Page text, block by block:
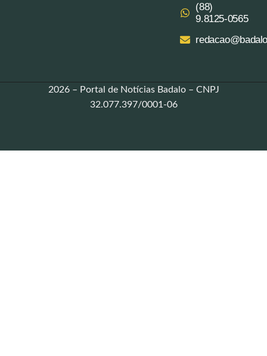
(88)
9.8125‑0565‬
2026 – Portal de Notícias Badalo – CNPJ
32.077.397/0001-06